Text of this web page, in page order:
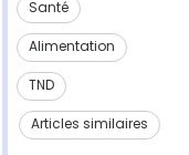
Santé
Alimentation
TND
Articles similaires